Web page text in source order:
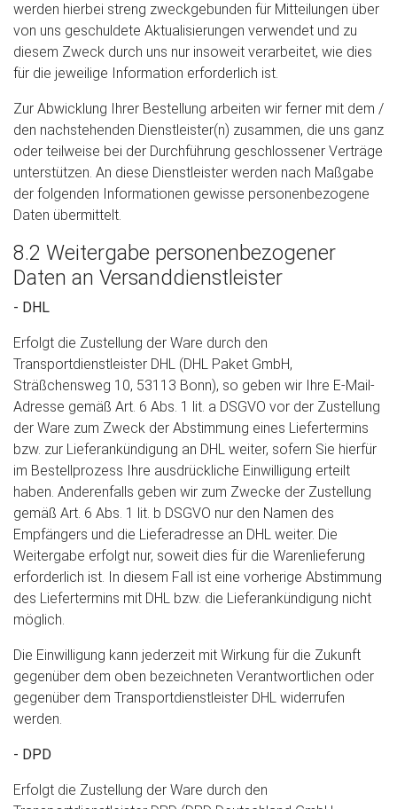
werden hierbei streng zweckgebunden für Mitteilungen über
von uns geschuldete Aktualisierungen verwendet und zu
diesem Zweck durch uns nur insoweit verarbeitet, wie dies
für die jeweilige Information erforderlich ist.
Zur Abwicklung Ihrer Bestellung arbeiten wir ferner mit dem /
den nachstehenden Dienstleister(n) zusammen, die uns ganz
oder teilweise bei der Durchführung geschlossener Verträge
unterstützen. An diese Dienstleister werden nach Maßgabe
der folgenden Informationen gewisse personenbezogene
Daten übermittelt.
8.2 Weitergabe personenbezogener
Daten an Versanddienstleister
- DHL
Erfolgt die Zustellung der Ware durch den
Transportdienstleister DHL (DHL Paket GmbH,
Sträßchensweg 10, 53113 Bonn), so geben wir Ihre E-Mail-
Adresse gemäß Art. 6 Abs. 1 lit. a DSGVO vor der Zustellung
der Ware zum Zweck der Abstimmung eines Liefertermins
bzw. zur Lieferankündigung an DHL weiter, sofern Sie hierfür
im Bestellprozess Ihre ausdrückliche Einwilligung erteilt
haben. Anderenfalls geben wir zum Zwecke der Zustellung
gemäß Art. 6 Abs. 1 lit. b DSGVO nur den Namen des
Empfängers und die Lieferadresse an DHL weiter. Die
Weitergabe erfolgt nur, soweit dies für die Warenlieferung
erforderlich ist. In diesem Fall ist eine vorherige Abstimmung
des Liefertermins mit DHL bzw. die Lieferankündigung nicht
möglich.
Die Einwilligung kann jederzeit mit Wirkung für die Zukunft
gegenüber dem oben bezeichneten Verantwortlichen oder
gegenüber dem Transportdienstleister DHL widerrufen
werden.
- DPD
Erfolgt die Zustellung der Ware durch den